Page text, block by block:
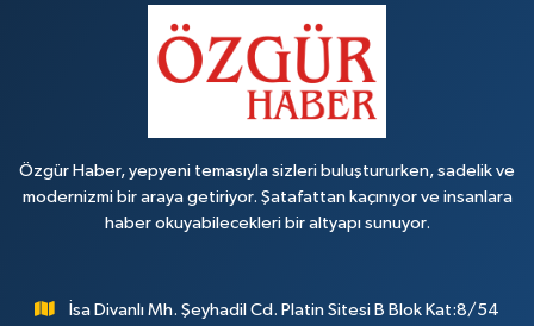
Özgür Haber, yepyeni temasıyla sizleri buluştururken, sadelik ve
modernizmi bir araya getiriyor. Şatafattan kaçınıyor ve insanlara
haber okuyabilecekleri bir altyapı sunuyor.
İsa Divanlı Mh. Şeyhadil Cd. Platin Sitesi B Blok Kat:8/54